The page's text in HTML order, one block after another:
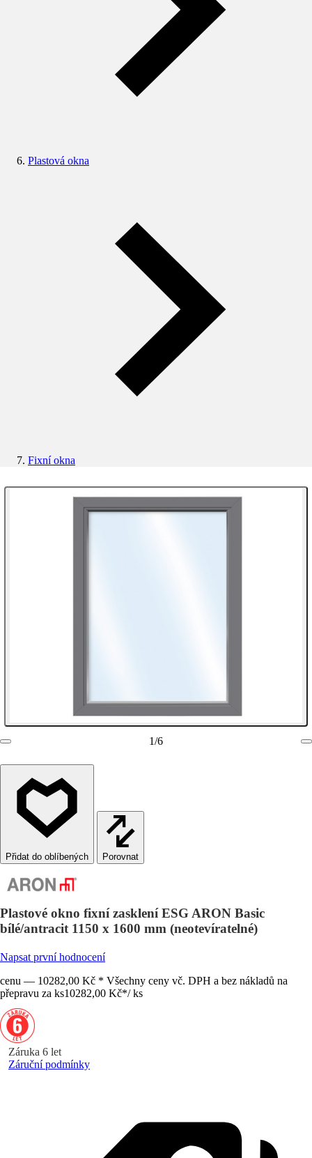
Plastová okna
Fixní okna
1/6
Porovnat
Plastové okno fixní zasklení ESG ARON Basic
bílé/antracit 1150 x 1600 mm (neotevíratelné)
Napsat první hodnocení
cenu — 10282,00 Kč * Všechny ceny vč. DPH a bez nákladů na
přepravu za ks10282,00 Kč*/ ks
Záruka 6 let
Záruční podmínky